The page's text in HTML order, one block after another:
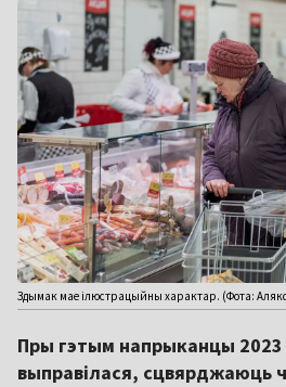
Здымак мае ілюстрацыйны характар. (Фота:
Пры гэтым напрыканцы 2023
выправілася, сцвярджаюць